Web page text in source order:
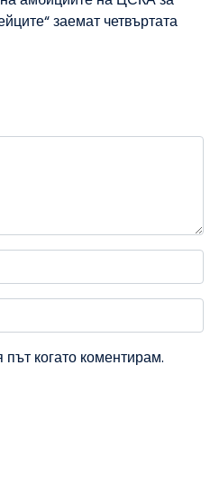
заемат четвъртата
когато коментирам.